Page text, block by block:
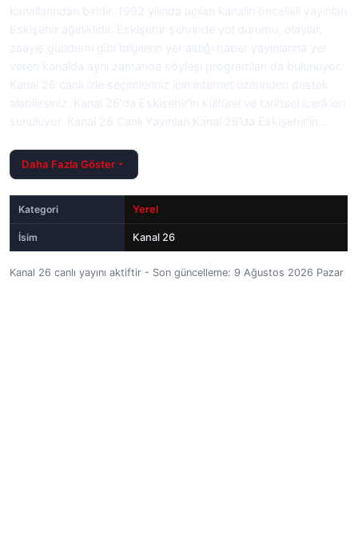
Daha Fazla Göster
Kategori Yerel
İsim Kanal 26
Kanal 26 canlı yayını aktiftir - Son güncelleme: 9 Ağustos 2026 Pazar